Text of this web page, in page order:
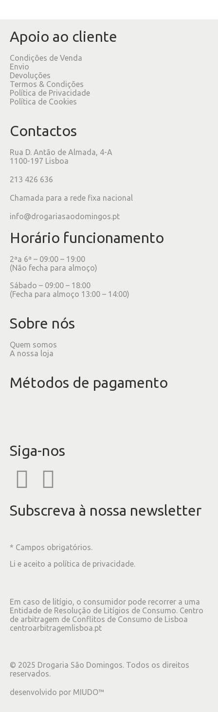
Apoio ao cliente
Condições de Venda
Envio
Devoluções
Termos & Condições
Política de Privacidade
Política de Cookies
Contactos
Rua D. Antão de Almada, 4-A
1100-197 Lisboa
213 426 636
Chamada para a rede fixa nacional
info@drogariasaodomingos.pt
Horário funcionamento
2ªa 6ª – 09:00 – 19:00
(Não fecha para almoço)
Sábado – 09:00 – 18:00
(Fecha para almoço 13:00 – 14:00)
Sobre nós
Quem somos
A nossa loja
Métodos de pagamento
Siga-nos
Subscreva à nossa newsletter
* Campos obrigatórios.
Li e aceito a política de privacidade.
Em caso de litígio, o consumidor pode recorrer a uma
Entidade de Resolução de Litígios de Consumo. Centro
de arbitragem de Conflitos de Consumo de Lisboa
centroarbitragemlisboa.pt
© 2025 Drogaria São Domingos. Todos os direitos
reservados.
desenvolvido por MIUDO™